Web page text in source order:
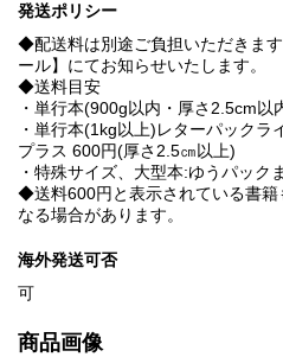
発送ポリシー
◆配送料は別途ご負担いただきま
ール】にてお知らせいたします。
◆送料目安
・単行本(900g以内・厚さ2.5cm以
・単行本(1kg以上)レターパックラ
プラス 600円(厚さ2.5㎝以上)
・特殊サイズ、大型本:ゆうパック
◆送料600円と表示されている書籍
なる場合があります。
海外発送可否
可
商品画像